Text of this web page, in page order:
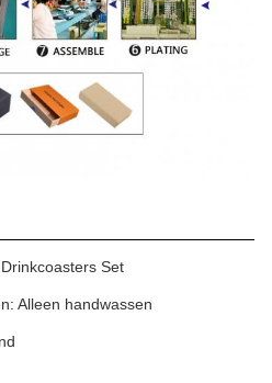
Set
Alleen handwassen